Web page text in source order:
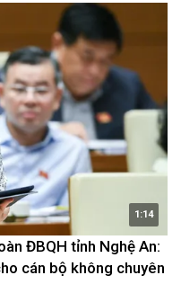
1:14
ĐBQH tỉnh Nghệ An:
cán bộ không chuyên